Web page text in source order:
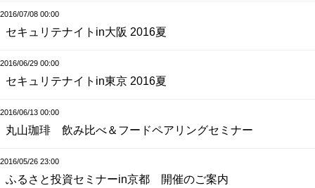
2016/07/08 00:00
セキュリテナイトin大阪 2016夏
2016/06/29 00:00
セキュリテナイトin東京 2016夏
2016/06/13 00:00
丸山珈琲 飲み比べ＆フードペアリングセミナー
2016/05/26 23:00
ふるさと投資セミナーin京都 開催のご案内